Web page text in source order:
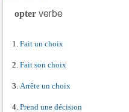
opter
Fait un choix
Fait son choix
Arrête un choix
Prend une décision